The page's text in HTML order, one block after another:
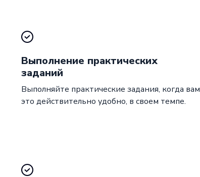
Выполнение практических
заданий
Выполняйте практические задания, когда вам
это действительно удобно, в своем темпе.